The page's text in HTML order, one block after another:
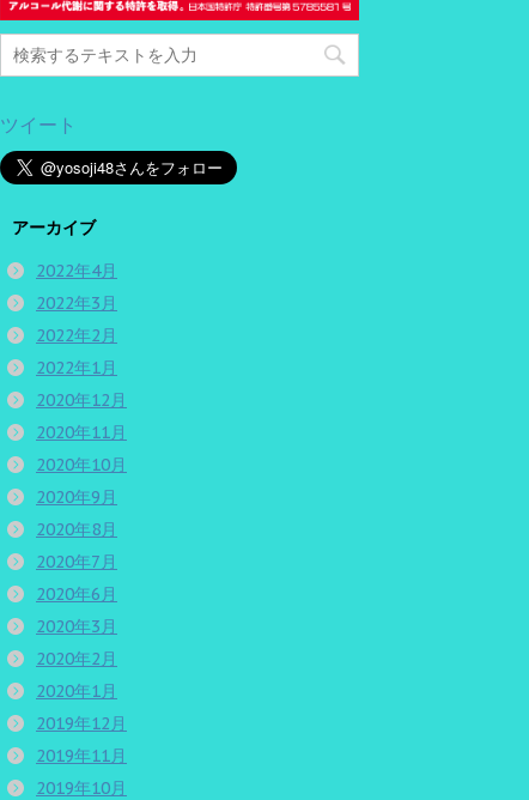
ツイート
アーカイブ
2022年4月
2022年3月
2022年2月
2022年1月
2020年12月
2020年11月
2020年10月
2020年9月
2020年8月
2020年7月
2020年6月
2020年3月
2020年2月
2020年1月
2019年12月
2019年11月
2019年10月